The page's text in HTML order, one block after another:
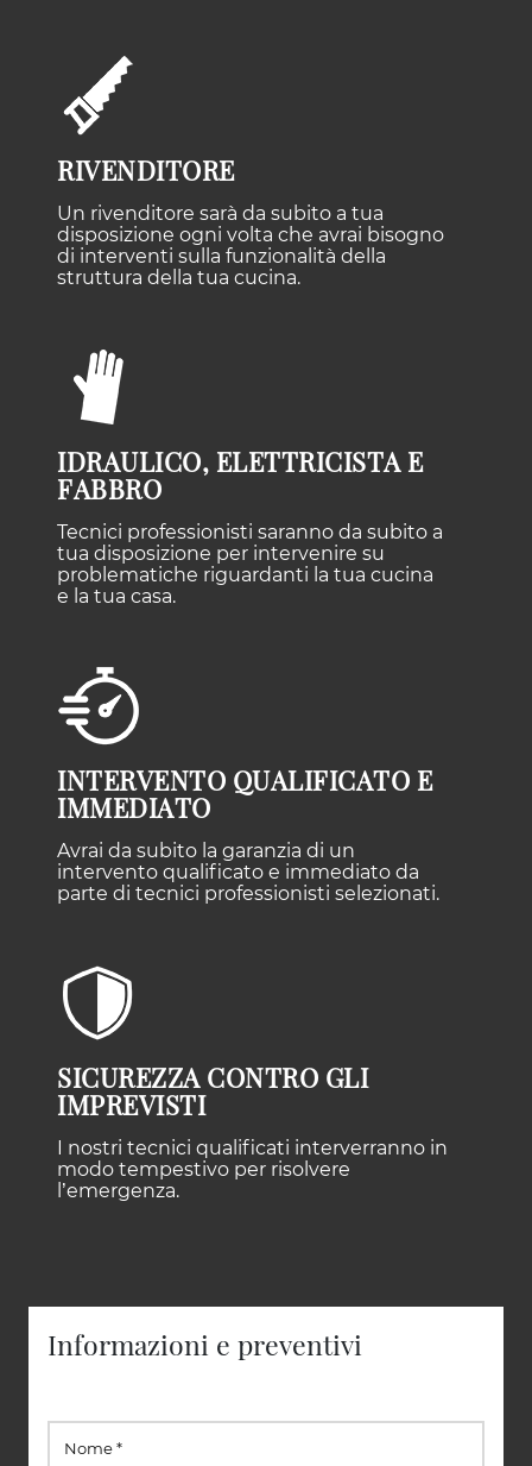
RIVENDITORE
Un rivenditore sarà da subito a tua
disposizione ogni volta che avrai bisogno
di interventi sulla funzionalità della
struttura della tua cucina.
IDRAULICO, ELETTRICISTA E
FABBRO
Tecnici professionisti saranno da subito a
tua disposizione per intervenire su
problematiche riguardanti la tua cucina
e la tua casa.
INTERVENTO QUALIFICATO E
IMMEDIATO
Avrai da subito la garanzia di un
intervento qualificato e immediato da
parte di tecnici professionisti selezionati.
SICUREZZA CONTRO GLI
IMPREVISTI
I nostri tecnici qualificati interverranno in
modo tempestivo per risolvere
l’emergenza.
Informazioni e preventivi